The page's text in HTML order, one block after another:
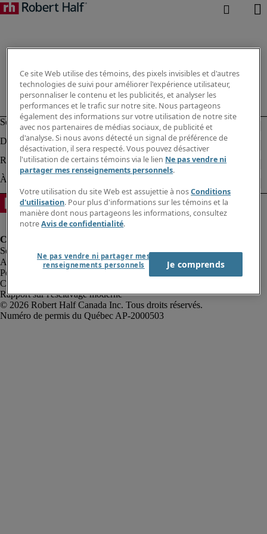
Alerte à la fraude
Politique de confidentialité
Conditions d’utilisation
Rapport sur l'esclavage moderne
Robert Half Canada Inc. Tous droits réservés.
Ce site Web utilise des témoins, des pixels invisibles et d'autres
technologies de suivi pour améliorer l'expérience utilisateur,
personnaliser le contenu et les publicités, et analyser les
performances et le trafic sur notre site. Nous partageons
également des informations sur votre utilisation de notre site
avec nos partenaires de médias sociaux, de publicité et
d'analyse. Si nous avons détecté un signal de préférence de
désactivation, il sera respecté. Vous pouvez désactiver
l'utilisation de certains témoins via le lien Ne pas vendre ni
partager mes renseignements personnels.
Votre utilisation du site Web est assujettie à nosConditions
d'utilisation. Pour plus d'informations sur les témoins et la
manière dont nous partageons les informations, consultez
notreAvis de confidentialité.
Ne pas vendre ni partager mes
renseignements personnels
Je comprends